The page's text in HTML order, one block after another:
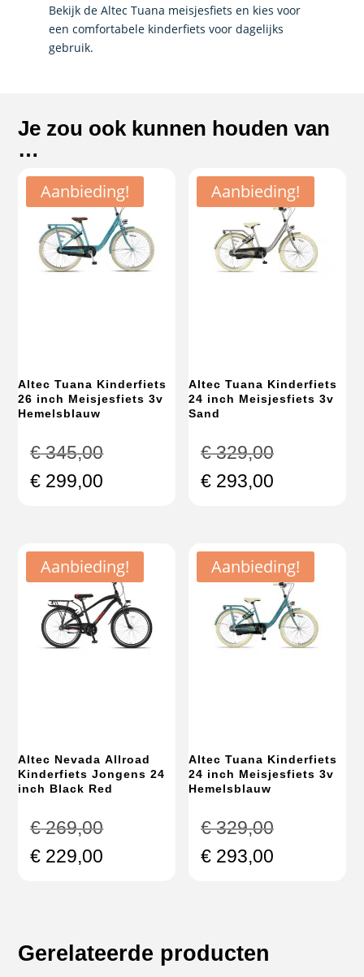
Bekijk de Altec Tuana meisjesfiets en kies voor
een comfortabele kinderfiets voor dagelijks
gebruik.
Je zou ook kunnen houden van
…
Aanbieding!
Altec Tuana Kinderfiets
26 inch Meisjesfiets 3v
Hemelsblauw
€345,00Oorspronkelijke
€ 299,00
€ 299,00.
Aanbieding!
Altec Tuana Kinderfiets
24 inch Meisjesfiets 3v
Sand
€329,00
€ 293,00
€ 293,00.
Aanbieding!
Altec Nevada Allroad
Kinderfiets Jongens 24
inch Black Red
€269,00Oorspronkelijke
€ 229,00
Aanbieding!
Altec Tuana Kinderfiets
24 inch Meisjesfiets 3v
Hemelsblauw
€329,00
€ 293,00
Gerelateerde producten